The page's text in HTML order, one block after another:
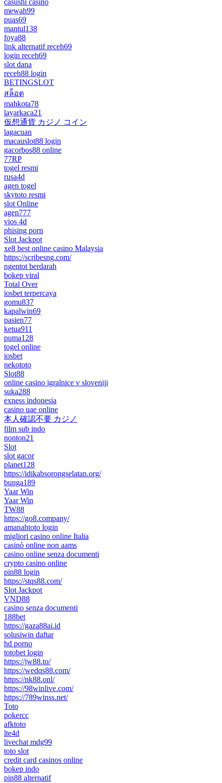
casushi casino
mewah99
puas69
mantul138
foya88
link alternatif receh69
login receh69
slot dana
receh88 login
BETINGSLOT
สล็อต
mahkota78
layarkaca21
仮想通貨 カジノ コイン
lagacuan
macauslot88 login
gacorbos88 online
77RP
togel resmi
rusa4d
agen togel
skytoto resmi
slot Online
agen777
vios 4d
phising porn
Slot Jackpot
xe8 best online casino Malaysia
https://scribesng.com/
ngentot berdarah
bokep viral
Total Over
iosbet terpercaya
gomu837
kapalwin69
pasien77
ketua911
puma128
togel online
iosbet
nekototo
Slot88
online casino igralnice v sloveniji
suka288
exness indonesia
casino uae online
本人確認不要 カジノ
film sub indo
nonton21
Slot
slot gacor
planet128
https://idikabsorongselatan.org/
bunga189
Yaar Win
Yaar Win
TW88
https://go8.company/
amanahtoto login
migliori casino online Italia
casinò online non aams
casino online senza documenti
crypto casino online
pin88 login
https://stqs88.com/
Slot Jackpot
VND88
casino senza documenti
188bet
https://gaza88ai.id
solusiwin daftar
hd porno
totobet login
https://jw88.to/
https://wedqs88.com/
https://nk88.onl/
https://98winlive.com/
https://789winss.net/
Toto
pokercc
afktoto
lte4d
livechat mdg99
toto slot
credit card casinos online
bokep indo
pin88 alternatif